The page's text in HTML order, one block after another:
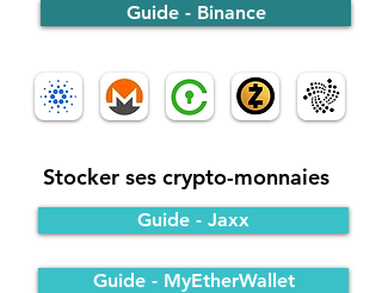
Guide - Binance
Stocker ses crypto-monnaies
Guide - MyEtherWallet
Guide - Jaxx